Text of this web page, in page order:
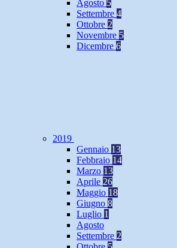
Agosto 5
Settembre 4
Ottobre 2
Novembre 5
Dicembre 6
2019
Gennaio 13
Febbraio 14
Marzo 13
Aprile 26
Maggio 18
Giugno 8
Luglio 1
Agosto
Settembre 2